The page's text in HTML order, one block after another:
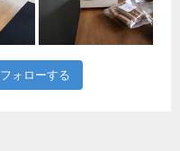
フォローする